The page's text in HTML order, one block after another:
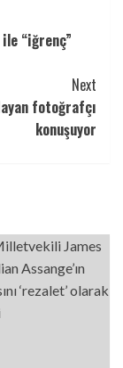
“iğrenç”
Next
fotoğrafçı
konuşuyor